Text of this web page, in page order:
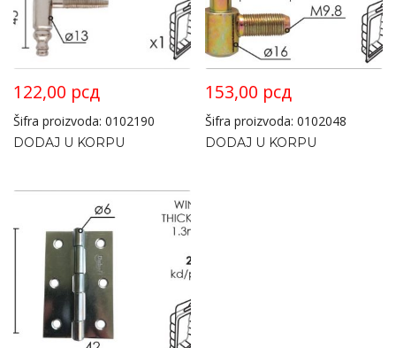
122,00 рсд
Šifra proizvoda: 0102190
DODAJ U KORPU
153,00 рсд
Šifra proizvoda: 0102048
DODAJ U KORPU